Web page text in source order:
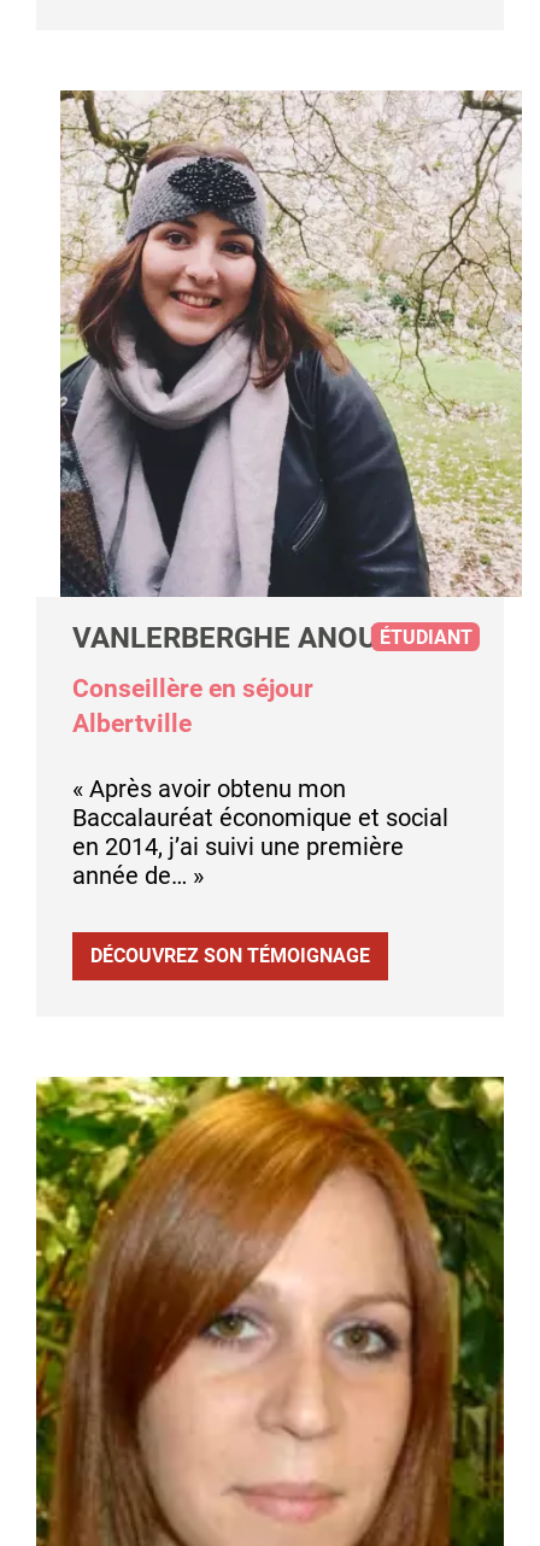
VANLERBERGHE ANOUK
Conseillère en séjour
Albertville
« Après avoir obtenu mon
Baccalauréat économique et social
en 2014, j’ai suivi une première
année de… »
ÉTUDIANT
DÉCOUVREZ SON TÉMOIGNAGE